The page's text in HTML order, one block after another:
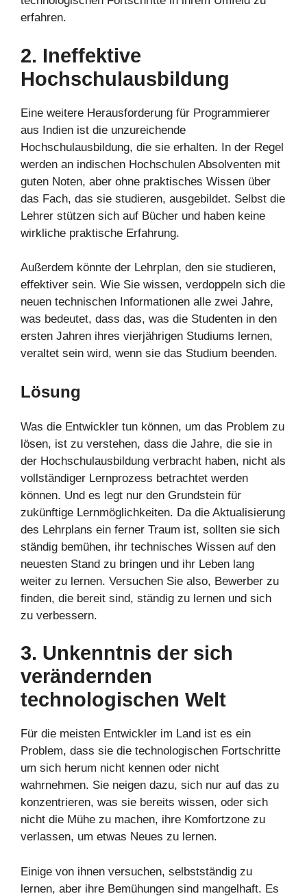
erfahren.
2. Ineffektive
Hochschulausbildung
Eine weitere Herausforderung für Programmierer
aus Indien ist die unzureichende
Hochschulausbildung, die sie erhalten. In der Regel
werden an indischen Hochschulen Absolventen mit
guten Noten, aber ohne praktisches Wissen über
das Fach, das sie studieren, ausgebildet. Selbst die
Lehrer stützen sich auf Bücher und haben keine
wirkliche praktische Erfahrung.
Außerdem könnte der Lehrplan, den sie studieren,
effektiver sein. Wie Sie wissen, verdoppeln sich die
neuen technischen Informationen alle zwei Jahre,
was bedeutet, dass das, was die Studenten in den
ersten Jahren ihres vierjährigen Studiums lernen,
veraltet sein wird, wenn sie das Studium beenden.
Lösung
Was die Entwickler tun können, um das Problem zu
lösen, ist zu verstehen, dass die Jahre, die sie in
der Hochschulausbildung verbracht haben, nicht als
vollständiger Lernprozess betrachtet werden
können. Und es legt nur den Grundstein für
zukünftige Lernmöglichkeiten. Da die Aktualisierung
des Lehrplans ein ferner Traum ist, sollten sie sich
ständig bemühen, ihr technisches Wissen auf den
neuesten Stand zu bringen und ihr Leben lang
weiter zu lernen. Versuchen Sie also, Bewerber zu
finden, die bereit sind, ständig zu lernen und sich
zu verbessern.
3. Unkenntnis der sich
verändernden
technologischen Welt
Für die meisten Entwickler im Land ist es ein
Problem, dass sie die technologischen Fortschritte
um sich herum nicht kennen oder nicht
wahrnehmen. Sie neigen dazu, sich nur auf das zu
konzentrieren, was sie bereits wissen, oder sich
nicht die Mühe zu machen, ihre Komfortzone zu
verlassen, um etwas Neues zu lernen.
Einige von ihnen versuchen, selbstständig zu
lernen, aber ihre Bemühungen sind mangelhaft. Es